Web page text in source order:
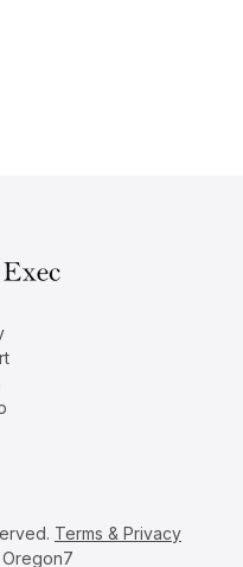
Terms & Privacy